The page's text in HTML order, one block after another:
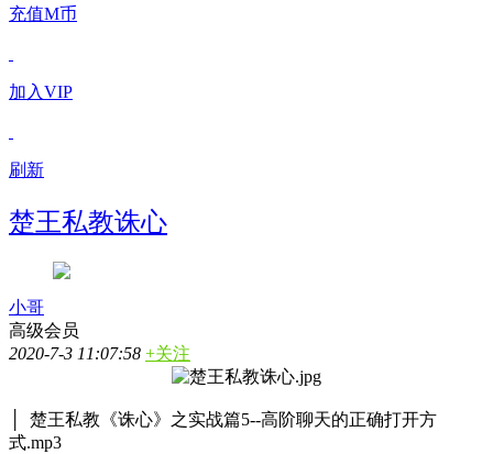
充值M币
加入VIP
刷新
楚王私教诛心
小哥
高级会员
2020-7-3 11:07:58 +关注
│ 楚王私教《诛心》之实战篇5--高阶聊天的正确打开方
式.mp3